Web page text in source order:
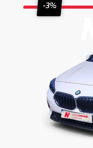
-3%